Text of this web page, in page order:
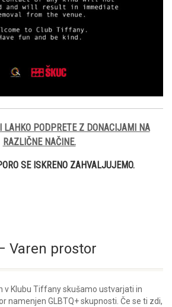
LAHKO PODPRETE Z DONACIJAMI NA
RAZLIČNE NAČINE.
SE ISKRENO ZAHVALJUJEMO.
Varen prostor
v Klubu Tiffany skušamo ustvarjati in
namenjen GLBTQ+ skupnosti. Če se ti zdi,